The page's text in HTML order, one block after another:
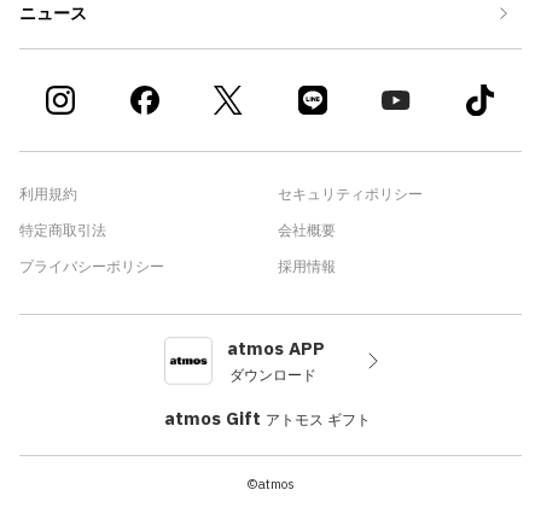
ニュース
利用規約
特定商取引法
プライバシーポリシー
セキュリティポリシー
会社概要
採用情報
atmos APP
ダウンロード
atmos Gift アトモス ギフト
©atmos